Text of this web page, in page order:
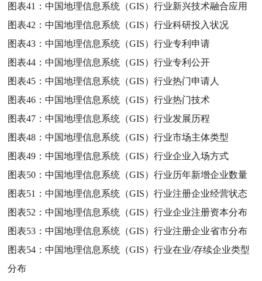
图表41：中国地理信息系统（GIS）行业新兴技术融合应用
图表42：中国地理信息系统（GIS）行业科研投入状况
图表43：中国地理信息系统（GIS）行业专利申请
图表44：中国地理信息系统（GIS）行业专利公开
图表45：中国地理信息系统（GIS）行业热门申请人
图表46：中国地理信息系统（GIS）行业热门技术
图表47：中国地理信息系统（GIS）行业发展历程
图表48：中国地理信息系统（GIS）行业市场主体类型
图表49：中国地理信息系统（GIS）行业企业入场方式
图表50：中国地理信息系统（GIS）行业历年新增企业数量
图表51：中国地理信息系统（GIS）行业注册企业经营状态
图表52：中国地理信息系统（GIS）行业企业注册资本分布
图表53：中国地理信息系统（GIS）行业注册企业省市分布
图表54：中国地理信息系统（GIS）行业在业/存续企业类型
分布